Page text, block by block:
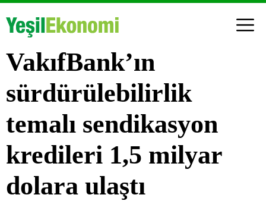
VakıfBank’ın
sürdürülebilirlik
temalı sendikasyon
kredileri 1,5 milyar
dolara ulaştı